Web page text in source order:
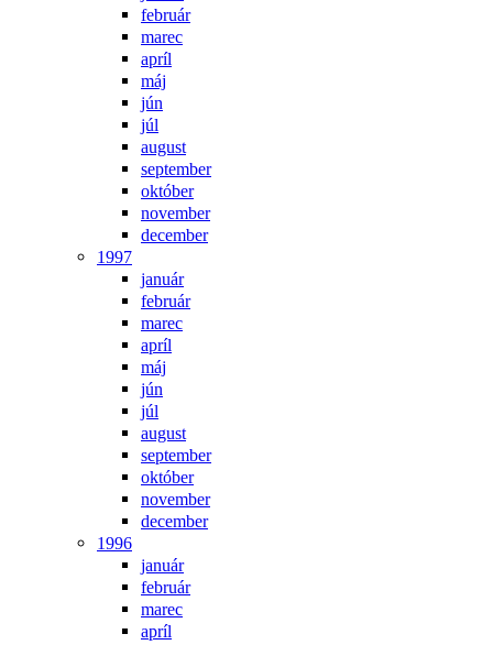
február
marec
apríl
máj
jún
júl
august
september
október
november
december
1997
január
február
marec
apríl
máj
jún
júl
august
september
október
november
december
1996
január
február
marec
apríl